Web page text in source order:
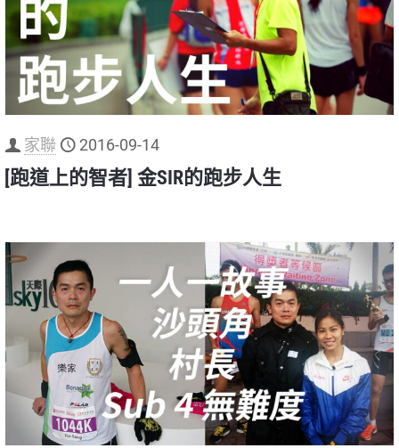
家聯 2016-09-14
[跑道上的智者] 金SIR的跑步人生